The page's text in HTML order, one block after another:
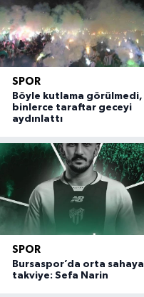
SPOR
Böyle kutlama görülmedi,
binlerce taraftar geceyi
aydınlattı
SPOR
Bursaspor’da orta sahaya
takviye: Sefa Narin